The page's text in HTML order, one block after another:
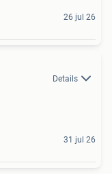
26 jul 26
Details
31 jul 26